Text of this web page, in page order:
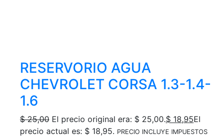
RESERVORIO AGUA
CHEVROLET CORSA 1.3-1.4-
1.6
$25,00 El precio original era: $ 25,00.$ 18,95El
precio actual es: $ 18,95. PRECIO INCLUYE IMPUESTOS